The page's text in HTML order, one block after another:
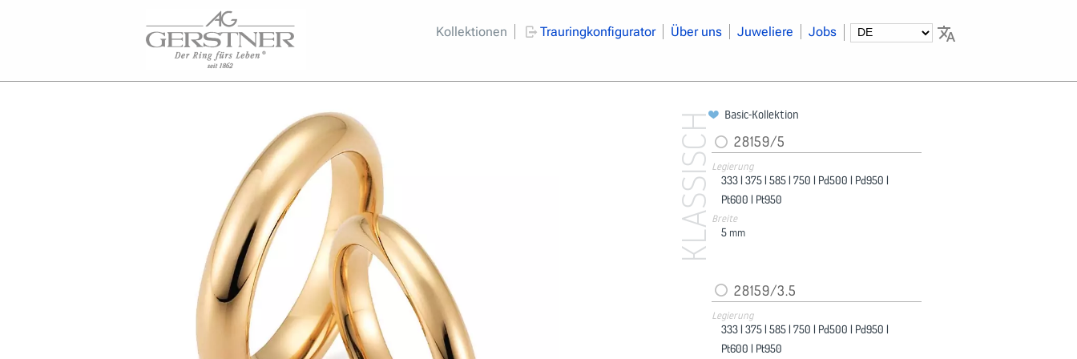
Kollektionen Trauringkonfigurator Über uns Juweliere Jobs
KLASSISCH Basic-Kollektion
28159/5
Legierung
333 | 375 | 585 | 750 | Pd500 | Pd950 |
Pt600 | Pt950
Breite
5 mm
28159/3.5
Legierung
333 | 375 | 585 | 750 | Pd500 | Pd950 |
Pt600 | Pt950